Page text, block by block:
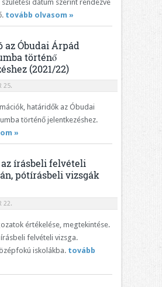
dátum szerint rendezve
tovább olvasom »
az Óbudai Árpád
történő
(2021/22)
25.
határidők az Óbudai
történő jelentkezéshez.
»
írásbeli felvételi
pótírásbeli vizsgák
22.
értékelése, megtekintése.
felvételi vizsga.
iskolákba. tovább